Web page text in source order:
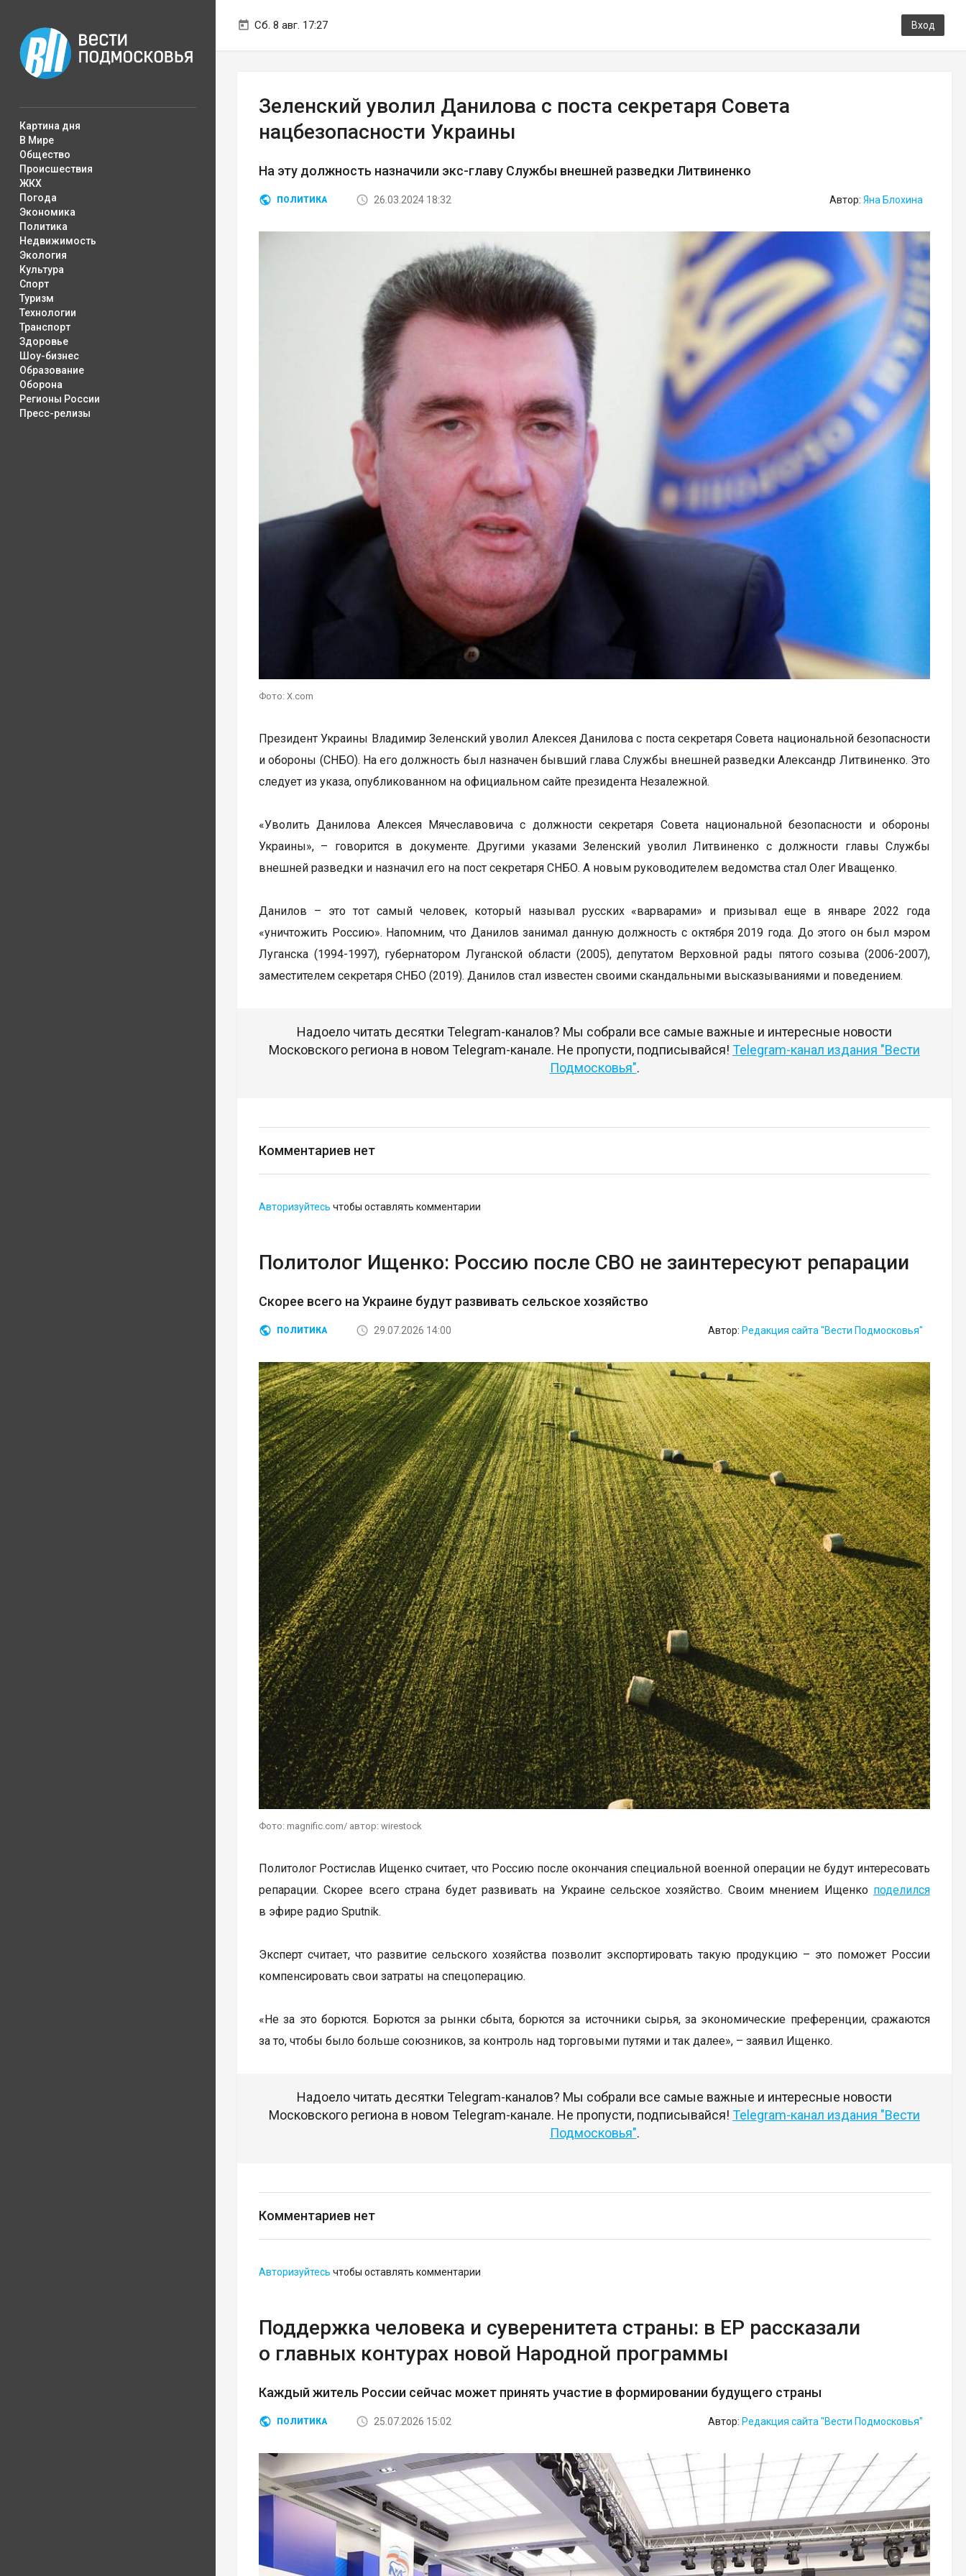
Сб. 8 авг. 17:27 Вход
Картина дня
В Мире
Общество
Происшествия
ЖКХ
Погода
Экономика
Политика
Недвижимость
Экология
Культура
Спорт
Туризм
Технологии
Транспорт
Здоровье
Шоу-бизнес
Образование
Оборона
Регионы России
Пресс-релизы
Зеленский уволил Данилова с поста секретаря Совета
нацбезопасности Украины
На эту должность назначили экс-главу Службы внешней разведки Литвиненко
ПОЛИТИКА 26.03.2024 18:32 Автор: Яна Блохина
Фото: X.com
Президент Украины Владимир Зеленский уволил Алексея Данилова с поста секретаря Совета национальной безопасности
и обороны (СНБО). На его должность был назначен бывший глава Службы внешней разведки Александр Литвиненко. Это
следует из указа, опубликованном на официальном сайте президента Незалежной.
«Уволить Данилова Алексея Мячеславовича с должности секретаря Совета национальной безопасности и обороны
Украины», – говорится в документе. Другими указами Зеленский уволил Литвиненко с должности главы Службы
внешней разведки и назначил его на пост секретаря СНБО. А новым руководителем ведомства стал Олег Иващенко.
Данилов – это тот самый человек, который называл русских «варварами» и призывал еще в январе 2022 года
«уничтожить Россию». Напомним, что Данилов занимал данную должность с октября 2019 года. До этого он был мэром
Луганска (1994-1997), губернатором Луганской области (2005), депутатом Верховной рады пятого созыва (2006-2007),
заместителем секретаря СНБО (2019). Данилов стал известен своими скандальными высказываниями и поведением.
Надоело читать десятки Telegram-каналов? Мы собрали все самые важные и интересные новости
Московского региона в новом Telegram-канале. Не пропусти, подписывайся! Telegram-канал издания "Вести
Подмосковья".
Комментариев нет
Авторизуйтесь чтобы оставлять комментарии
Политолог Ищенко: Россию после СВО не заинтересуют репарации
Скорее всего на Украине будут развивать сельское хозяйство
ПОЛИТИКА 29.07.2026 14:00 Автор: Редакция сайта "Вести Подмосковья"
Фото: magnific.com/ автор: wirestock
Политолог Ростислав Ищенко считает, что Россию после окончания специальной военной операции не будут интересовать
репарации. Скорее всего страна будет развивать на Украине сельское хозяйство. Своим мнением Ищенко поделился
в эфире радио Sputnik.
Эксперт считает, что развитие сельского хозяйства позволит экспортировать такую продукцию – это поможет России
компенсировать свои затраты на спецоперацию.
«Не за это борются. Борются за рынки сбыта, борются за источники сырья, за экономические преференции, сражаются
за то, чтобы было больше союзников, за контроль над торговыми путями и так далее», – заявил Ищенко.
Надоело читать десятки Telegram-каналов? Мы собрали все самые важные и интересные новости
Московского региона в новом Telegram-канале. Не пропусти, подписывайся! Telegram-канал издания "Вести
Подмосковья".
Комментариев нет
Авторизуйтесь чтобы оставлять комментарии
Поддержка человека и суверенитета страны: в ЕР рассказали
о главных контурах новой Народной программы
Каждый житель России сейчас может принять участие в формировании будущего страны
ПОЛИТИКА 25.07.2026 15:02 Автор: Редакция сайта "Вести Подмосковья"